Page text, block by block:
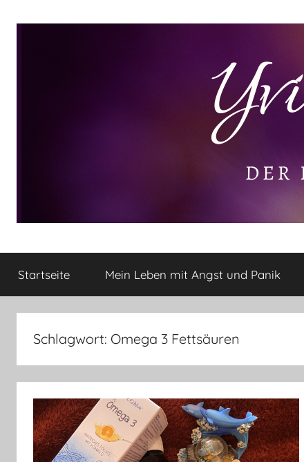
Yvis
Lifestyle
kleine
Lifestyle
Rezensionen,
Produkttests
und
vieles
mehr
Startseite Mein Leben mit Angst und Panik
Schlagwort: Omega 3 Fettsäuren